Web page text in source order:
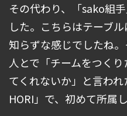
その代わり、「sako組
した。こちらはテーブ
知らずな感じでしたね
人とで「チームをつく
てくれないか」と言わ
HORI」で、初めて所属